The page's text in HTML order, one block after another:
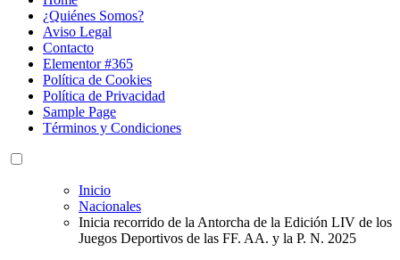
¿Quiénes Somos?
Aviso Legal
Contacto
Elementor #365
Política de Cookies
Política de Privacidad
Sample Page
Términos y Condiciones
Inicio
Nacionales
Inicia recorrido de la Antorcha de la Edición LIV de los
Juegos Deportivos de las FF. AA. y la P. N. 2025